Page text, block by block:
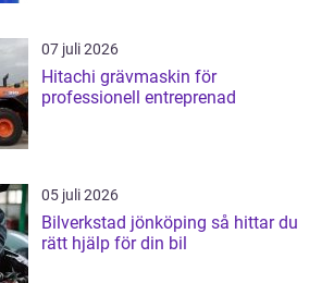
07 juli 2026
Hitachi grävmaskin för
professionell entreprenad
05 juli 2026
Bilverkstad jönköping så hittar du
rätt hjälp för din bil